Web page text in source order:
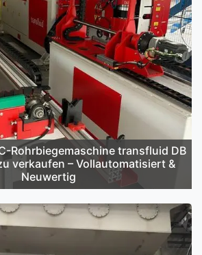
Rohrbiegemaschine transfluid DB
verkaufen – Vollautomatisiert &
Neuwertig